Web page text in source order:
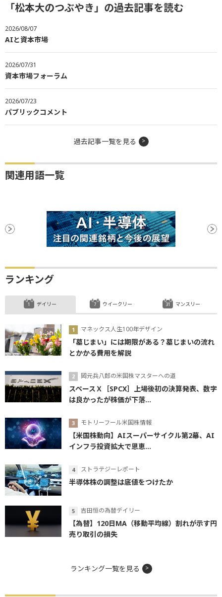
「松本大のつぶやき」の過去記事を読む
2026/08/07
AIと資本市場
2026/07/31
資本市場フォーラム
2026/07/23
パブリックコメント
過去記事一覧を見る
関連用語一覧
ランキング
デイリー
マネックス人生100年デザイン
「墓じまい」には期限がある？墓じまいの流れ
とかかる費用を解説
岡元兵八郎の米国株マスターへの道
スペースＸ［SPCX］上場後初の決算発表、数字
は良かったが株価が下落...
モトリーフール米国株情報
【米国株動向】AIスーパーサイクル第2幕、AI
インフラ投資拡大で恩恵...
ストラテジーレポート
半導体株の調整は底値をつけたか
吉田恒の為替デイリー
【為替】120日MA（移動平均線）割れが示す円
売り取引の損失
ウイークリー マンスリー
ランキング一覧を見る